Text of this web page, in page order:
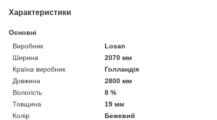
Характеристики
Основні
Виробник
Losan
Ширина
2070 мм
Країна виробник
Голландія
Довжина
2800 мм
Вологість
8 %
Товщина
19 мм
Колір
Бежевий